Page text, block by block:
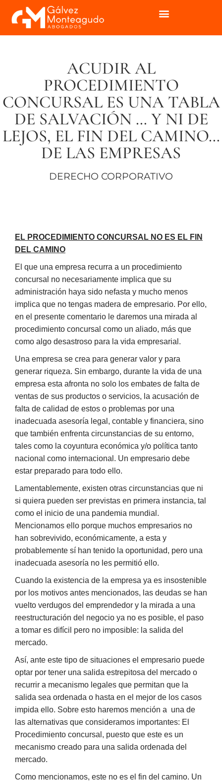
ACUDIR AL
PROCEDIMIENTO
CONCURSAL ES UNA TABLA
DE SALVACIÓN … Y NI DE
LEJOS, EL FIN DEL CAMINO…
DE LAS EMPRESAS
DERECHO CORPORATIVO
EL PROCEDIMIENTO CONCURSAL NO ES EL FIN
DEL CAMINO
El que una empresa recurra a un procedimiento
concursal no necesariamente implica que su
administración haya sido nefasta y mucho menos
implica que no tengas madera de empresario. Por ello,
en el presente comentario le daremos una mirada al
procedimiento concursal como un aliado, más que
como algo desastroso para la vida empresarial.
Una empresa se crea para generar valor y para
generar riqueza. Sin embargo, durante la vida de una
empresa esta afronta no solo los embates de falta de
ventas de sus productos o servicios, la acusación de
falta de calidad de estos o problemas por una
inadecuada asesoría legal, contable y financiera, sino
que también enfrenta circunstancias de su entorno,
tales como la coyuntura económica y/o política tanto
nacional como internacional. Un empresario debe
estar preparado para todo ello.
Lamentablemente, existen otras circunstancias que ni
si quiera pueden ser previstas en primera instancia, tal
como el inicio de una pandemia mundial.
Mencionamos ello porque muchos empresarios no
han sobrevivido, económicamente, a esta y
probablemente sí han tenido la oportunidad, pero una
inadecuada asesoría no les permitió ello.
Cuando la existencia de la empresa ya es insostenible
por los motivos antes mencionados, las deudas se han
vuelto verdugos del emprendedor y la mirada a una
reestructuración del negocio ya no es posible, el paso
a tomar es difícil pero no imposible: la salida del
mercado.
Así, ante este tipo de situaciones el empresario puede
optar por tener una salida estrepitosa del mercado o
recurrir a mecanismo legales que permitan que la
salida sea ordenada o hasta en el mejor de los casos
impida ello. Sobre esto haremos mención a una de
las alternativas que consideramos importantes: El
Procedimiento concursal, puesto que este es un
mecanismo creado para una salida ordenada del
mercado.
Como mencionamos, este no es el fin del camino. Un